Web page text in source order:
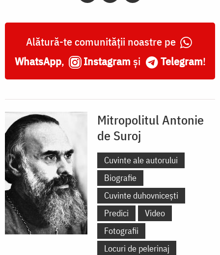
Alătură-te comunității noastre pe
WhatsApp, Instagram și Telegram!
Mitropolitul Antonie
de Suroj
Cuvinte ale autorului
Biografie
Cuvinte duhovnicești
Predici
Video
Fotografii
Locuri de pelerinaj